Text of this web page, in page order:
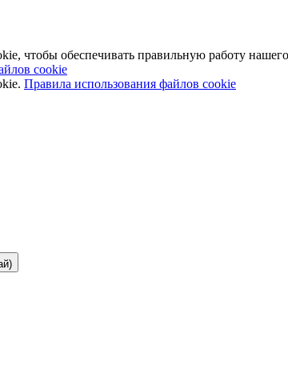
чтобы обеспечивать правильную работу нашего
cookie
Правила использования файлов cookie